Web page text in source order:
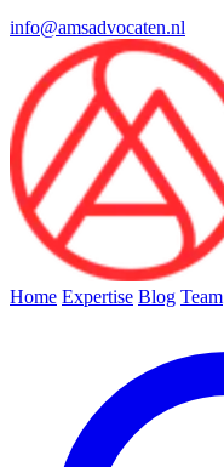
info@amsadvocaten.nl
Home Expertise Blog Team